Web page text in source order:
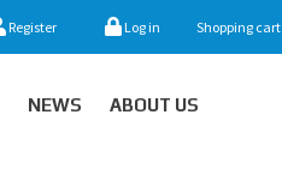
Register Log in Shopping cart
NEWS
ABOUT US